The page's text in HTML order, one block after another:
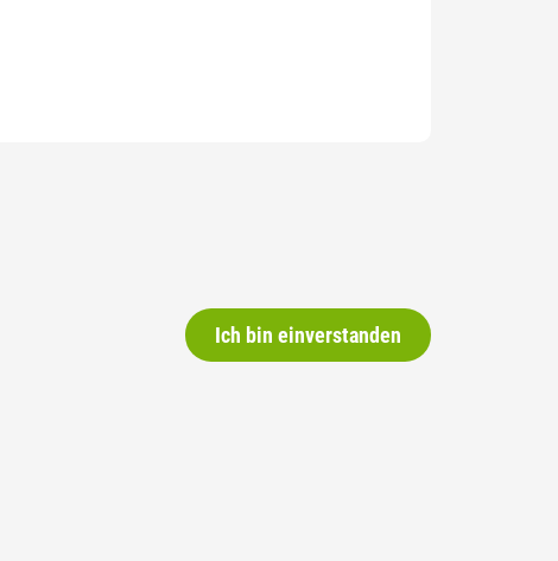
Ich bin einverstanden